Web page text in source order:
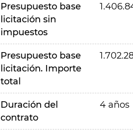
Presupuesto base
licitación sin
impuestos
Presupuesto base
licitación. Importe
total
Duración del
contrato
4 años